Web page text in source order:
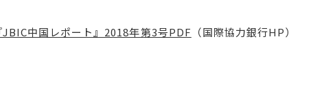
JBIC中国レポート』2018年第3号PDF （国際協力銀行HP）